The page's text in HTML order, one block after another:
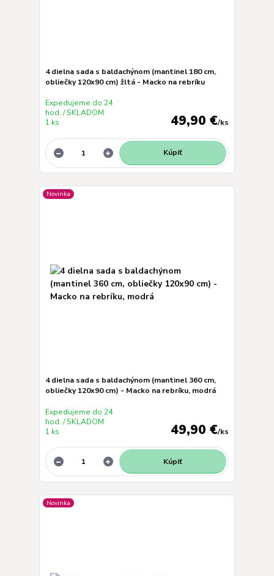
4 dielna sada s baldachýnom (mantinel 180 cm,
obliečky 120x90 cm) žltá - Macko na rebríku
49,90 €/ks
Expedujeme do 24
hod. / SKLADOM
1 ks
Kúpiť
Novinka
4 dielna sada s baldachýnom (mantinel 360 cm,
obliečky 120x90 cm) - Macko na rebríku, modrá
49,90 €/ks
Expedujeme do 24
hod. / SKLADOM
1 ks
Kúpiť
Novinka